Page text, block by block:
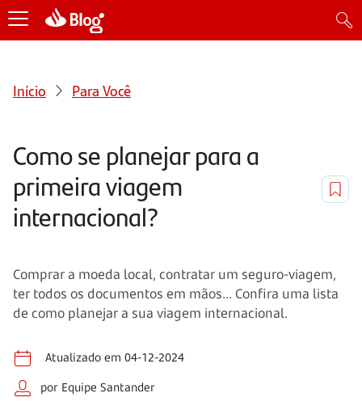
Início Para Você
Como se planejar para a
primeira viagem
internacional?
Comprar a moeda local, contratar um seguro-viagem,
ter todos os documentos em mãos... Confira uma lista
de como planejar a sua viagem internacional.
Atualizado em 04-12-2024
por Equipe Santander